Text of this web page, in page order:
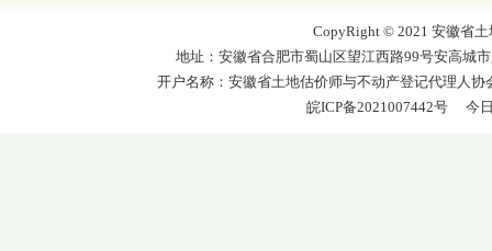
CopyRight © 2021 安徽省
地址：安徽省合肥市蜀山区望江西路99号安高城
开户名称：安徽省土地估价师与不动产登记代理人
皖ICP备2021007442号
今